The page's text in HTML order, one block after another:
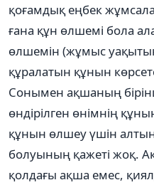
қоғамдық еңбек
ғана құн өлшемі бола
өлшемін (жұмыс
құралатын құнын
Сонымен ақшаның
өндірілген өнімнің
құнын өлшеу үшін
болуының қажеті жоқ.
қолдағы ақша емес,